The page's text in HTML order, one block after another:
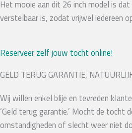
Het mooie aan dit 26 inch model is
verstelbaar is, zodat vrijwel iedereen
Reserveer zelf jouw tocht online!
GELD TERUG GARANTIE,
Wij willen enkel blije en tevreden
‘Geld terug garantie.’ Mocht de tocht
omstandigheden of slecht weer niet